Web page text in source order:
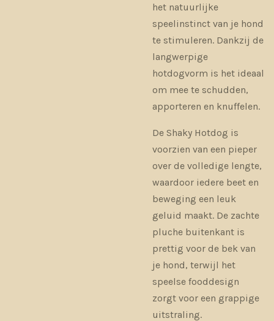
het natuurlijke
speelinstinct van je hond
te stimuleren. Dankzij de
langwerpige
hotdogvorm is het ideaal
om mee te schudden,
apporteren en knuffelen.
De Shaky Hotdog is
voorzien van een pieper
over de volledige lengte,
waardoor iedere beet en
beweging een leuk
geluid maakt. De zachte
pluche buitenkant is
prettig voor de bek van
je hond, terwijl het
speelse fooddesign
zorgt voor een grappige
uitstraling.